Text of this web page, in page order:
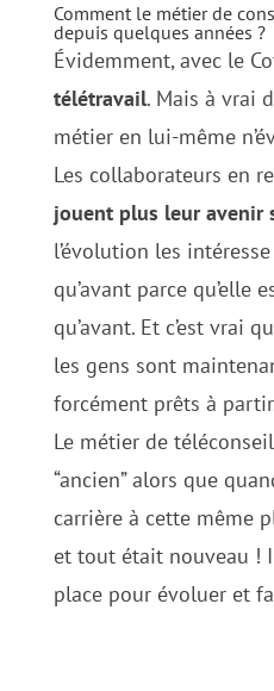
Comment le métier de
depuis quelques années ?
Évidemment, avec le
télétravail. Mais à vrai
métier en lui-même
Les collaborateurs en
jouent plus leur avenir
l’évolution les
qu’avant parce qu’elle
qu’avant. Et c’est vrai
les gens sont
forcément prêts à
Le métier de
“ancien” alors que
carrière à cette même
et tout était nouveau !
place pour évoluer et